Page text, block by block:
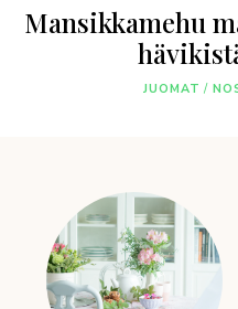
AJANKOHTAISTA